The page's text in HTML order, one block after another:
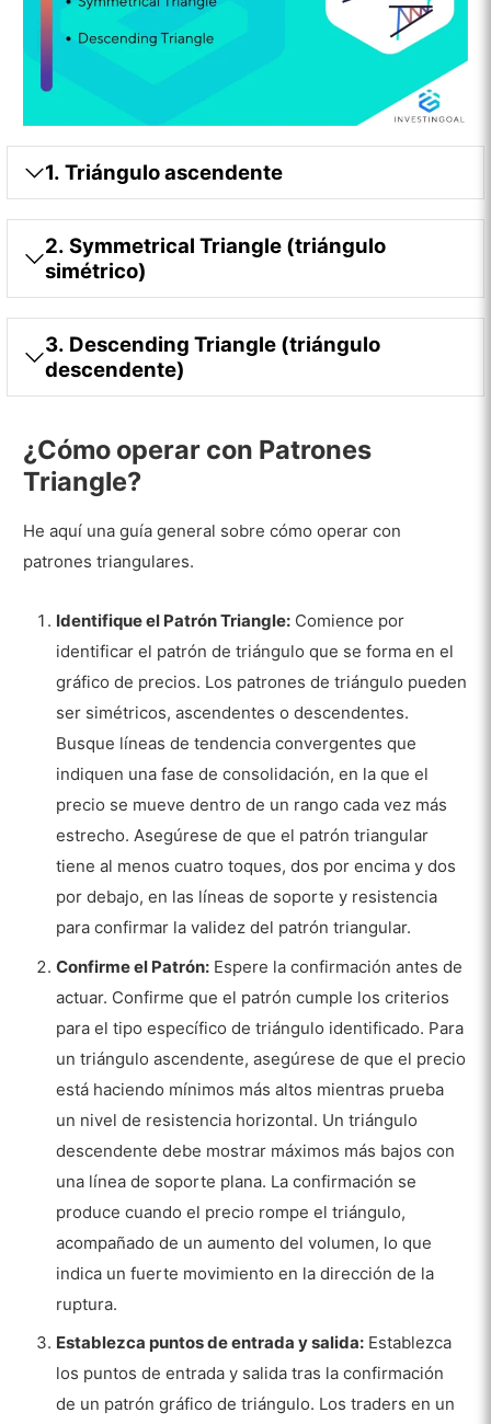
1. Triángulo ascendente
2. Symmetrical Triangle (triángulo
simétrico)
3. Descending Triangle (triángulo
descendente)
¿Cómo operar con Patrones
Triangle?
He aquí una guía general sobre cómo operar con
patrones triangulares.
Identifique el Patrón Triangle: Comience por
identificar el patrón de triángulo que se forma en el
gráfico de precios. Los patrones de triángulo pueden
ser simétricos, ascendentes o descendentes.
Busque líneas de tendencia convergentes que
indiquen una fase de consolidación, en la que el
precio se mueve dentro de un rango cada vez más
estrecho. Asegúrese de que el patrón triangular
tiene al menos cuatro toques, dos por encima y dos
por debajo, en las líneas de soporte y resistencia
para confirmar la validez del patrón triangular.
Confirme el Patrón: Espere la confirmación antes de
actuar. Confirme que el patrón cumple los criterios
para el tipo específico de triángulo identificado. Para
un triángulo ascendente, asegúrese de que el precio
está haciendo mínimos más altos mientras prueba
un nivel de resistencia horizontal. Un triángulo
descendente debe mostrar máximos más bajos con
una línea de soporte plana. La confirmación se
produce cuando el precio rompe el triángulo,
acompañado de un aumento del volumen, lo que
indica un fuerte movimiento en la dirección de la
ruptura.
Establezca puntos de entrada y salida: Establezca
los puntos de entrada y salida tras la confirmación
de un patrón gráfico de triángulo. Los traders en un